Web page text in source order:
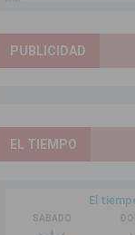
PUBLICIDAD
EL TIEMPO